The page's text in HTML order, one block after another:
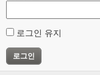
로그인 유지